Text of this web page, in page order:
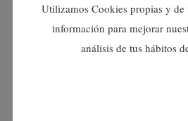
novembre 2023
Utilizamos Cookies propias y de
información para mejorar
análisis de tus hábitos